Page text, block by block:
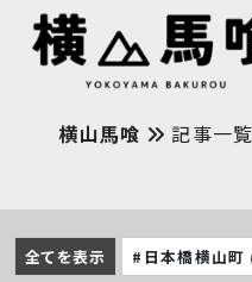
横山馬喰 記事一覧
全てを表示 #日本橋横山町